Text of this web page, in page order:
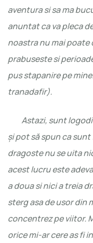
aventura si sa ma
anuntat ca va pleca
noastra nu mai
prabuseste si
pus stapanire pe
tranadafir).
Astazi, sunt
și pot să spun ca
dragoste nu se uita
acest lucru este
a doua si nici a treia
sterg asa de usor din
concentrez pe viitor.
orice mi-ar cere as fi